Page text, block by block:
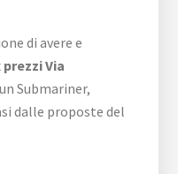
di avere e
Via
Submariner,
dalle proposte del